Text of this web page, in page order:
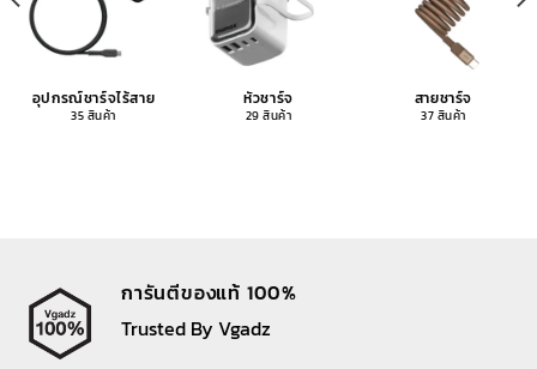
อุปกรณ์ชาร์จไร้สาย
35 สินค้า
หัวชาร์จ
29 สินค้า
สายชาร์จ
37 สินค้า
การันตีของแท้ 100%
Trusted By Vgadz